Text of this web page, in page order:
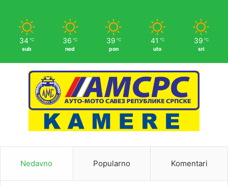
34 ℃
sub
36 ℃
ned
39 ℃
pon
41 ℃
uto
39 ℃
sri
Nedavno Popularno Komentari